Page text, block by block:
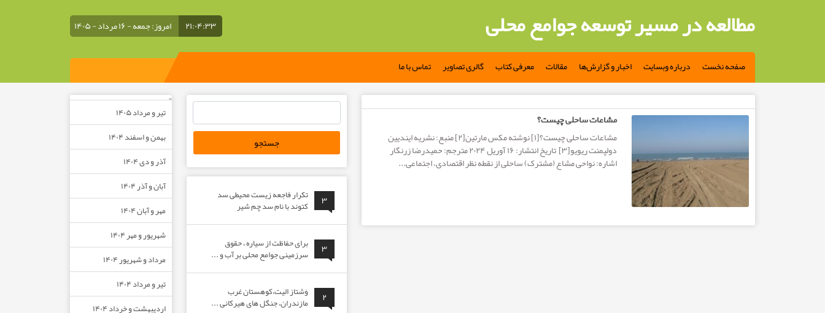
مطالعه در مسیر توسعه جوامع محلی ۲۱:۰۴:۳۴ امروز: جمعه - ۱۶ مرداد - ۱۴۰۵
صفحه نخست درباره وبسایت اخبار و گزارش‌ها مقالات معرفی کتاب گالری تصاویر تماس با ما
مشاعات ساحلی چیست؟
مشاعات ساحلی چیست؟[۱] نوشته مکس مارتین[۲] منبع: نشریه ایندیین
دولپمنت ریویو[۳] تاریخ انتشار: ۱۶ آوریل ۲۰۲۴ مترجم: حمیدرضا زرنگار
اشاره: نواحی مشاع (مشترک) ساحلی از نقطه نظر اقتصادی، اجتماعی...
۳
تکرار فاجعه زیست محیطی سد
کتوند با نام سد چم شیر
۳
برای حفاظت از سیاره ، حقوق
سرزمینی جوامع محلی بر آب و ...
۲
وَشتاز الیت،کوهستان غرب
مازندران، جنگل های هیرکانی ...
–
تیر و مرداد ۱۴۰۵
بهمن و اسفند ۱۴۰۴
آذر و دی ۱۴۰۴
آبان و آذر ۱۴۰۴
مهر و آبان ۱۴۰۴
شهریور و مهر ۱۴۰۴
مرداد و شهریور ۱۴۰۴
تیر و مرداد ۱۴۰۴
اردیبهشت و خرداد ۱۴۰۴